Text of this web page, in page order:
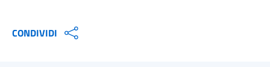
CONDIVIDI